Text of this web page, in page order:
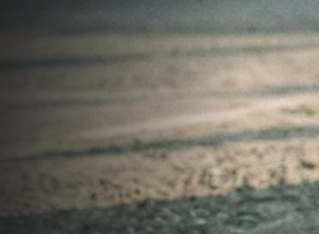
y
No se extrañe de ver personas
teléfono celular, sino inmersos
centro de Cali, donde comprar un
caja para pagar, porque […]
0
min 406